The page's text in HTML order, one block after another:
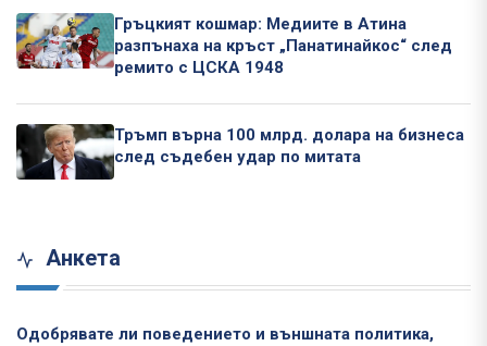
Гръцкият кошмар: Медиите в Атина
разпънаха на кръст „Панатинайкос“ след
ремито с ЦСКА 1948
Тръмп върна 100 млрд. долара на бизнеса
след съдебен удар по митата
Анкета
Одобрявате ли поведението и външната политика,